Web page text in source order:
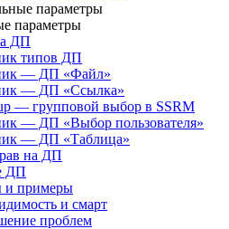
параметры
параметры
ДП
типов ДП
— ДП «Файл»
— ДП «Ссылка»
— групповой выбор в SSRM
— ДП «Выбор пользователя»
— ДП «Таблица»
на ДП
ДП
и примеры
и смарт
проблем